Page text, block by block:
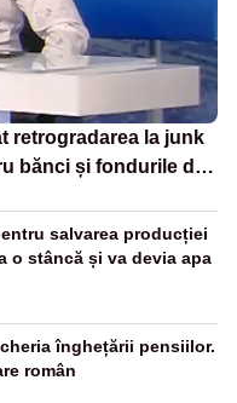
retrogradarea la junk
bănci și fondurile de
salvarea producției
o stâncă și va devia apa
înghețării pensiilor.
român